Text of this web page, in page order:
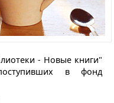
- Новые книги"
в фонд